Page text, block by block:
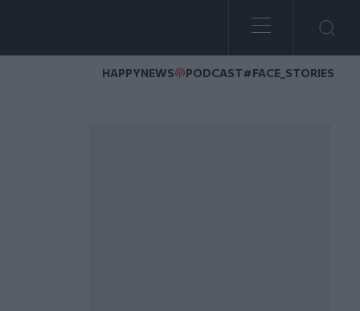
HAPPYNEWS PODCAST#FACE_STORIES